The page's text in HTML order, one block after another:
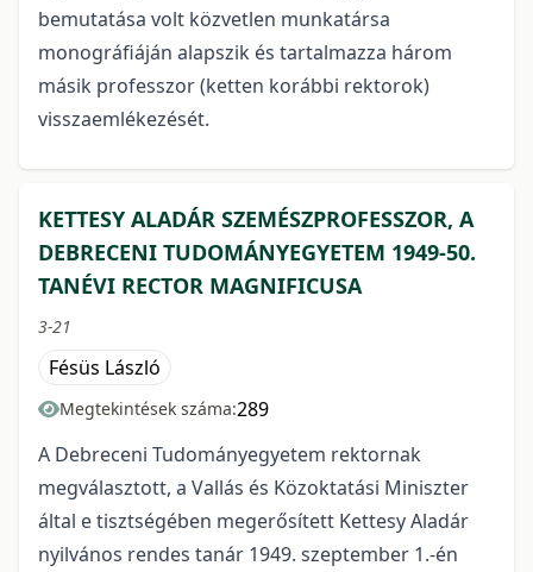
bemutatása volt közvetlen munkatársa
monográfiáján alapszik és tartalmazza három
másik professzor (ketten korábbi rektorok)
visszaemlékezését.
KETTESY ALADÁR SZEMÉSZPROFESSZOR, A
DEBRECENI TUDOMÁNYEGYETEM 1949-50.
TANÉVI RECTOR MAGNIFICUSA
3-21
Fésüs László
Megtekintések száma:289
A Debreceni Tudományegyetem rektornak
megválasztott, a Vallás és Közoktatási Miniszter
által e tisztségében megerősített Kettesy Aladár
nyilvános rendes tanár 1949. szeptember 1.-én